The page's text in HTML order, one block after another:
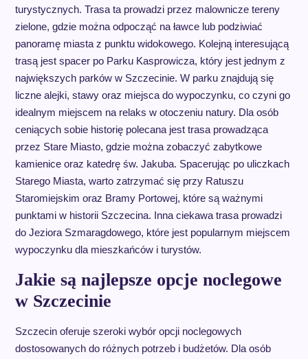
turystycznych. Trasa ta prowadzi przez malownicze tereny
zielone, gdzie można odpocząć na ławce lub podziwiać
panoramę miasta z punktu widokowego. Kolejną interesującą
trasą jest spacer po Parku Kasprowicza, który jest jednym z
największych parków w Szczecinie. W parku znajdują się
liczne alejki, stawy oraz miejsca do wypoczynku, co czyni go
idealnym miejscem na relaks w otoczeniu natury. Dla osób
ceniących sobie historię polecana jest trasa prowadząca
przez Stare Miasto, gdzie można zobaczyć zabytkowe
kamienice oraz katedrę św. Jakuba. Spacerując po uliczkach
Starego Miasta, warto zatrzymać się przy Ratuszu
Staromiejskim oraz Bramy Portowej, które są ważnymi
punktami w historii Szczecina. Inna ciekawa trasa prowadzi
do Jeziora Szmaragdowego, które jest popularnym miejscem
wypoczynku dla mieszkańców i turystów.
Jakie są najlepsze opcje noclegowe
w Szczecinie
Szczecin oferuje szeroki wybór opcji noclegowych
dostosowanych do różnych potrzeb i budżetów. Dla osób